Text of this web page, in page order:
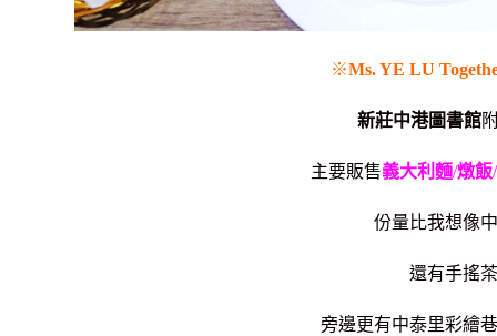
※Ms. YE LU
新莊中港圖書館
主要販售義大利麵/燉飯
份量比我想像
還有手搖
旁邊更有中泰里彩繪